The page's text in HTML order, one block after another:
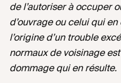
de l’autoriser à occuper
d’ouvrage ou celui qui
l’origine d’un trouble
normaux de voisinage
dommage qui en résulte.